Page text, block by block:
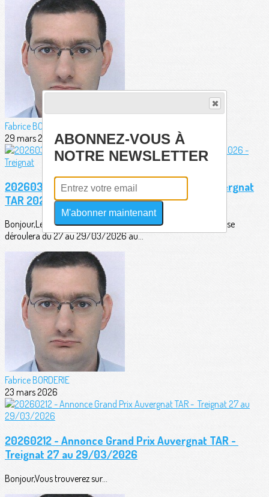
Fabrice BORDERIE
29 mars 2026
20260323 - Plan de tir officiel Grand Prix Auvergnat
TAR 2026 - Treignat
Bonjour,Le plan de tir du Grand Prix Auvergnat TAR 2026 qui se
déroulera du 27 au 29/03/2026 au...
Fabrice BORDERIE
23 mars 2026
20260212 - Annonce Grand Prix Auvergnat TAR -
Treignat 27 au 29/03/2026
Bonjour,Vous trouverez sur...
ABONNEZ-VOUS À
NOTRE NEWSLETTER
M'abonner maintenant